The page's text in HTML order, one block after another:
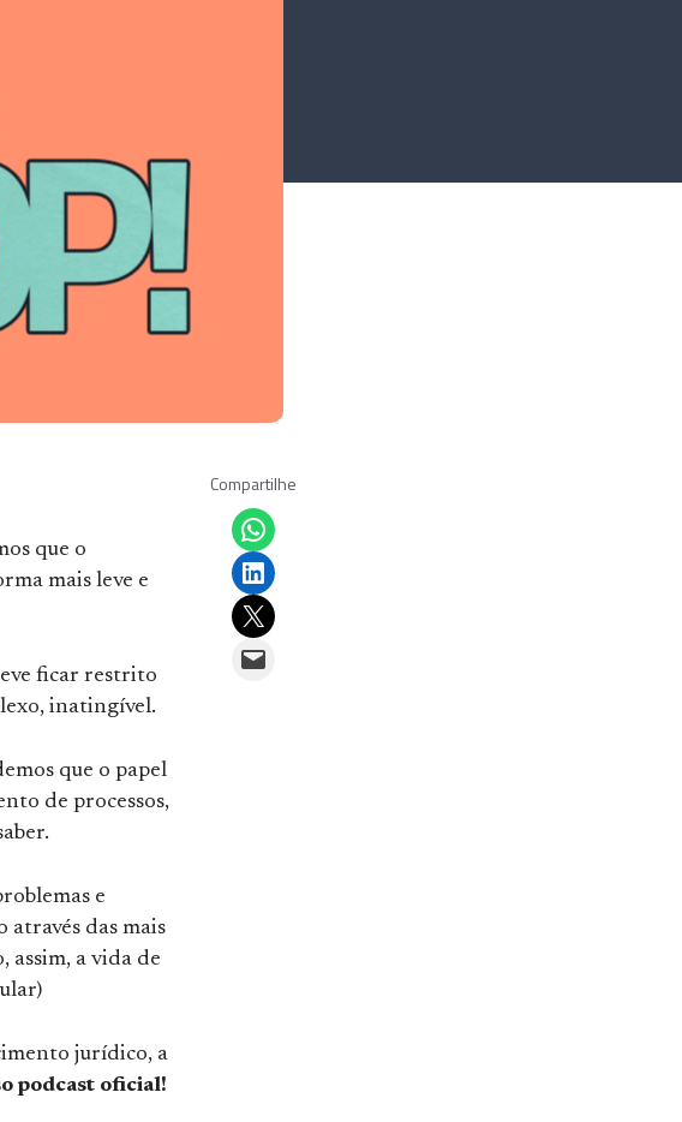
que o
mais leve e
ficar restrito
inatingível.
que o papel
de processos,
e
através das mais
assim, a vida de
jurídico, a
podcast oficial!
Compartilhe
Share on WhatsApp
Share on LinkedIn
Email this Page
Email this Page